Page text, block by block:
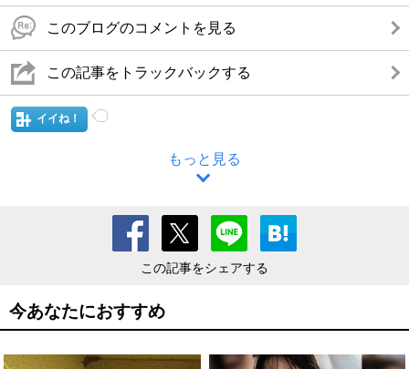
このブログのコメントを見る
この記事をトラックバックする
イイね！
もっと見る
この記事をシェアする
今あなたにおすすめ